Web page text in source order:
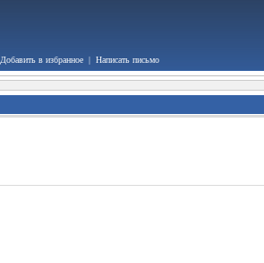
Добавить в избранное | Написать письмо